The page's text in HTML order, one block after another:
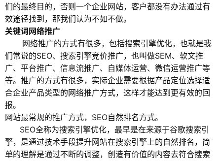
们的最终目的，否则一个企业网站，客户都没有办法通过有
效途径找到，那我们认为不如不做。
关键词网络推广
网络推广的方式有很多，包括搜索引擎优化，也就是我
们常说的SEO、搜索引擎竞价推广，也叫做SEM、软文推
广、平台推广、信息流推广、自媒体运营、微信运营推广等
等。推广的方式有很多，实际企业需要根据产品定位选择适
合企业产品类型的网络推广方式，这样才能达到更有效的回
报。
网站最常规的推广方式，SEO自然排名方式。
SEO全称为搜索引擎优化，最早是在来源于谷歌搜索引
擎，是通过技术手段提升网站在搜索引擎上的自然排名，简
单的理解是通过不断的调整，创造有价值的内容去符合搜索